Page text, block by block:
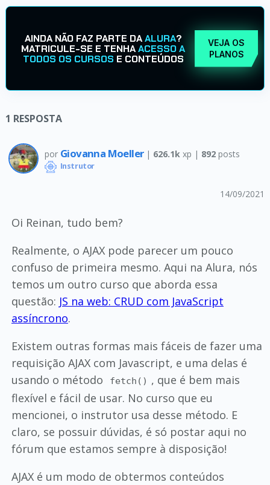
AINDA NÃO FAZ PARTE DAALURA?
MATRICULE-SE E TENHAACESSO A
TODOS OS CURSOS E CONTEÚDOS
VEJA OS
PLANOS
1 RESPOSTA
por Giovanna Moeller | 626.1k xp | 892posts
Instrutor
14/09/2021
Oi Reinan, tudo bem?
Realmente, o AJAX pode parecer um pouco
confuso de primeira mesmo. Aqui na Alura, nós
temos um outro curso que aborda essa
questão: JS na web: CRUD com JavaScript
assíncrono.
Existem outras formas mais fáceis de fazer uma
requisição AJAX com Javascript, e uma delas é
usando o método
fetch() , que é bem mais
flexível e fácil de usar. No curso que eu
mencionei, o instrutor usa desse método. E
claro, se possuir dúvidas, é só postar aqui no
fórum que estamos sempre à disposição!
AJAX é um modo de obtermos conteúdos